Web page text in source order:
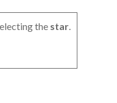
the star.